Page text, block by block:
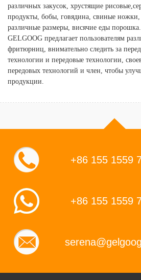
различных закусок, хрустящие
продукты, бобы, говядина, свиные
различные размеры, висячие еды порошка.
GELGOOG предлагает пользователям
фритюрниц, внимательно следить за
технологии и передовые технологии,
передовых технологий и член, чтобы
продукции.
+86 155 1559
+86 155 1559